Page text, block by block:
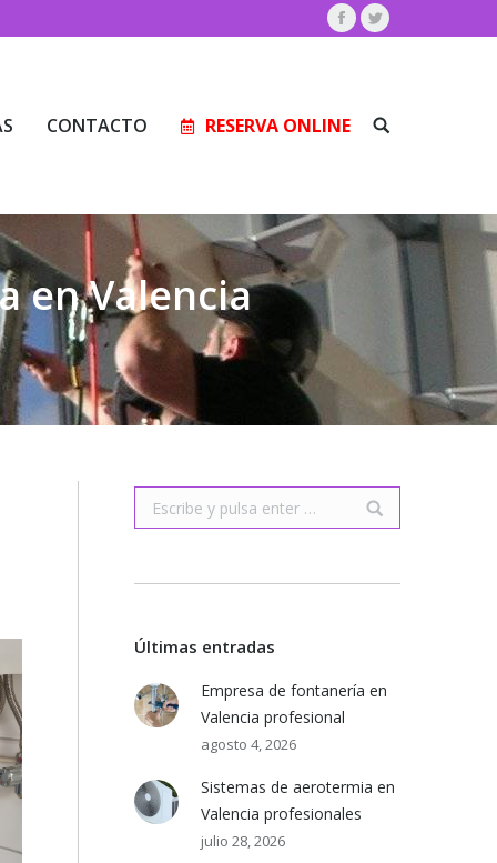
Facebook
Twitter
CONTACTO RESERVA ONLINE Buscar:
en Valencia
Buscar:
Últimas entradas
Empresa de fontanería en
Valencia profesional
agosto 4, 2026
Sistemas de aerotermia en
Valencia profesionales
julio 28, 2026